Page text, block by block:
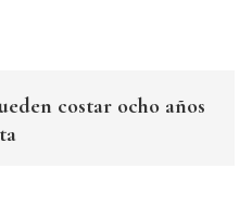
costar ocho años